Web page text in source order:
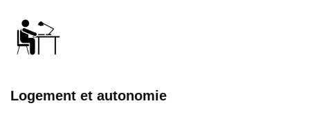
Logement et autonomie